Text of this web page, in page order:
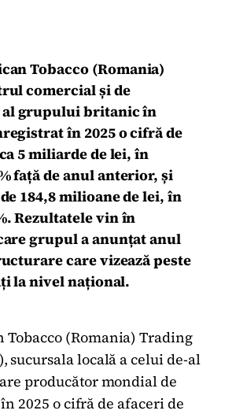
Tobacco (Romania)
comercial și de
al grupului britanic în
în 2025 o cifră de
5 miliarde de lei, în
față de anul anterior, și
184,8 milioane de lei, în
Rezultatele vin în
grupul a anunțat anul
care vizează peste
la nivel național.
(Romania) Trading
), sucursala locală a celui de-al
producător mondial de
2025 o cifră de afaceri de